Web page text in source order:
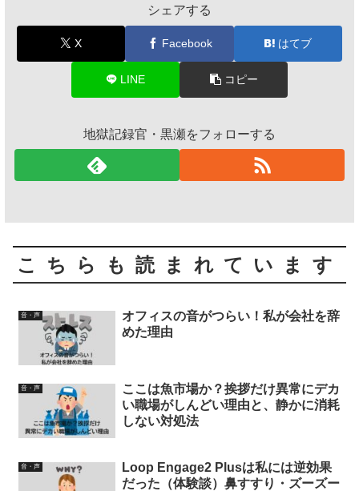
シェアする
X Facebook はてブ
LINE コピー
地獄記録官・黒瀬をフォローする
こちらも読まれています
音・声
オフィスの音がつらい！私が会社を辞
めた理由
音・声
ここは魚市場か？挨拶だけ異常にデカ
い職場がしんどい理由と、静かに消耗
しない対処法
音・声
Loop Engage2 Plusは私には逆効果
だった（体験談）鼻すすり・ズーズー